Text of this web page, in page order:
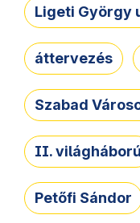
Ligeti György
áttervezés
Szabad
II. világháború
Petőfi Sándor